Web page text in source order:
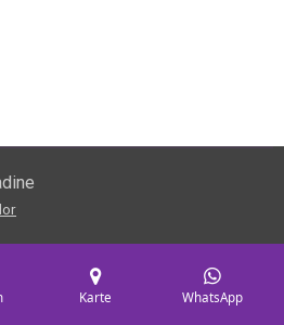
Karte WhatsApp